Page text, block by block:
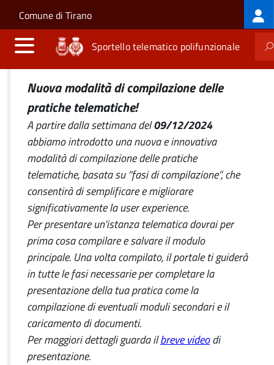
Salta al contenuto principale
Skip to site navigation
Comune di Tirano
Sportello telematico polifunzionale
Nuova modalità di compilazione delle
pratiche telematiche!
A partire dalla settimana del09/12/2024
abbiamo introdotto una nuova e innovativa
modalità di compilazione delle pratiche
telematiche, basata su “fasi di compilazione”, che
consentirà di semplificare e migliorare
significativamente la user experience.
Per presentare un'istanza telematica dovrai per
prima cosa compilare e salvare il modulo
principale. Una volta compilato, il portale ti guiderà
in tutte le fasi necessarie per completare la
presentazione della tua pratica come la
compilazione di eventuali moduli secondari e il
caricamento di documenti.
Per maggiori dettagli guarda ilbreve videodi
presentazione.